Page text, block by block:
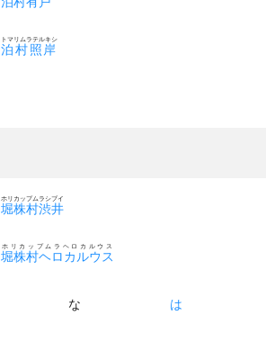
泊村照岸
トマリムラテルキシ
堀株村渋井
ホリカップムラシブイ
堀株村ヘロカルウス
ホリカップムラヘロカルウス
な は